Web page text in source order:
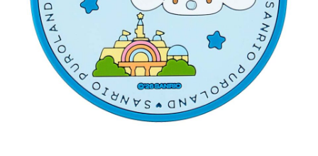
よくあるご質問